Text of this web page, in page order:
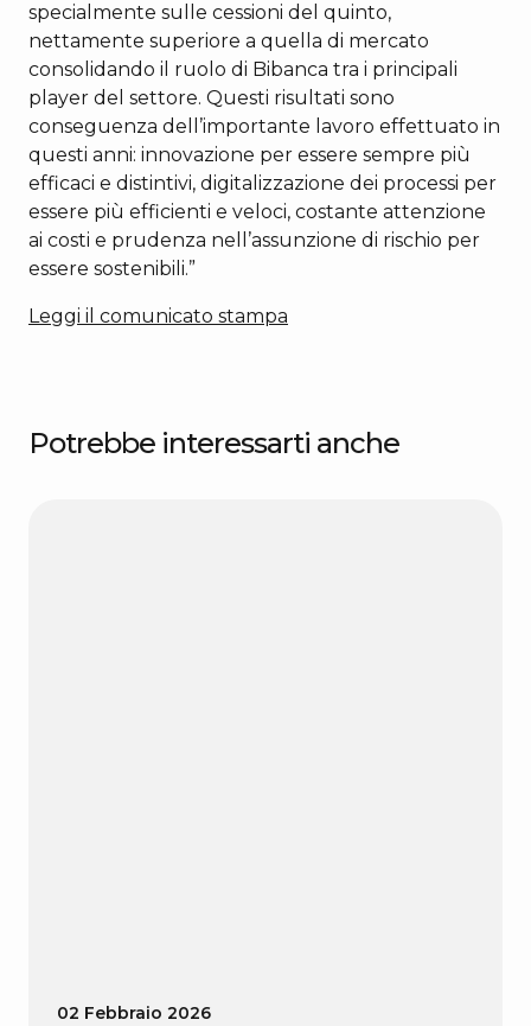
specialmente sulle cessioni del quinto,
nettamente superiore a quella di mercato
consolidando il ruolo di Bibanca tra i principali
player del settore. Questi risultati sono
conseguenza dell’importante lavoro effettuato in
questi anni: innovazione per essere sempre più
efficaci e distintivi, digitalizzazione dei processi per
essere più efficienti e veloci, costante attenzione
ai costi e prudenza nell’assunzione di rischio per
essere sostenibili.”
Leggi il comunicato stampa
Potrebbe interessarti anche
02 Febbraio 2026